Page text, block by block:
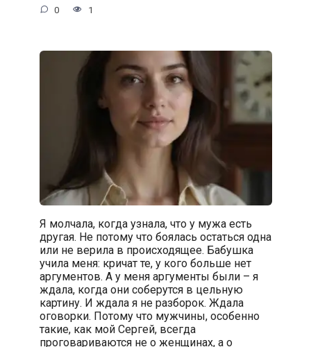
0 1
Я молчала, когда узнала, что у мужа есть
другая. Не потому что боялась остаться одна
или не верила в происходящее. Бабушка
учила меня: кричат те, у кого больше нет
аргументов. А у меня аргументы были – я
ждала, когда они соберутся в цельную
картину. И ждала я не разборок. Ждала
оговорки. Потому что мужчины, особенно
такие, как мой Сергей, всегда
проговариваются не о женщинах, а о